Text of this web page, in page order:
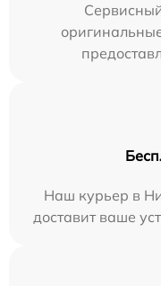
Наш курьер в
доставит ваше